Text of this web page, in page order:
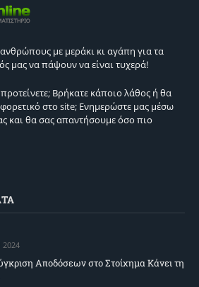
με μεράκι κι αγάπη για τα
μας να πάψουν να είναι τυχερά!
προτείνετε; Βρήκατε κάποιο λάθος ή θα
στο site; Ενημερώστε μας μέσω
και θα σας απαντήσουμε όσο πιο
2024
Αποδόσεων στο Στοίχημα Κάνει τη